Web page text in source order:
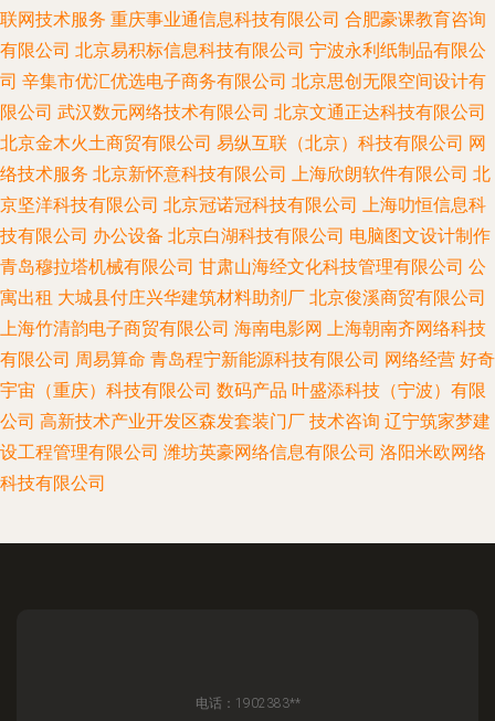
联网技术服务 重庆事业通信息科技有限公司 合肥豪课教育咨询
有限公司 北京易积标信息科技有限公司 宁波永利纸制品有限公
司 辛集市优汇优选电子商务有限公司 北京思创无限空间设计有
限公司 武汉数元网络技术有限公司 北京文通正达科技有限公司
北京金木火土商贸有限公司 易纵互联（北京）科技有限公司 网
络技术服务 北京新怀意科技有限公司 上海欣朗软件有限公司 北
京坚洋科技有限公司 北京冠诺冠科技有限公司 上海叻恒信息科
技有限公司 办公设备 北京白湖科技有限公司 电脑图文设计制作
青岛穆拉塔机械有限公司 甘肃山海经文化科技管理有限公司 公
寓出租 大城县付庄兴华建筑材料助剂厂 北京俊溪商贸有限公司
上海竹清韵电子商贸有限公司 海南电影网 上海朝南齐网络科技
有限公司 周易算命 青岛程宁新能源科技有限公司 网络经营 好奇
宇宙（重庆）科技有限公司 数码产品 叶盛添科技（宁波）有限
公司 高新技术产业开发区森发套装门厂 技术咨询 辽宁筑家梦建
设工程管理有限公司 潍坊英豪网络信息有限公司 洛阳米欧网络
科技有限公司
电话：1902383**